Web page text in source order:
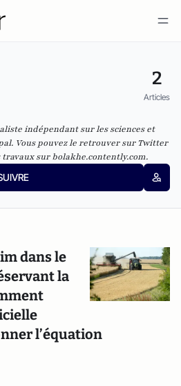
2
Articles
indépendant sur les sciences et
Vous pouvez le retrouver sur Twitter
travaux surbolakhe.contently.com.
dans le
la
l’équation